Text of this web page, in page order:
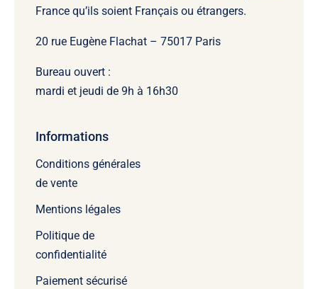
France qu’ils soient Français ou étrangers.
20 rue Eugène Flachat – 75017 Paris
Bureau ouvert :
mardi et jeudi de 9h à 16h30
Informations
Conditions générales
de vente
Mentions légales
Politique de
confidentialité
Paiement sécurisé